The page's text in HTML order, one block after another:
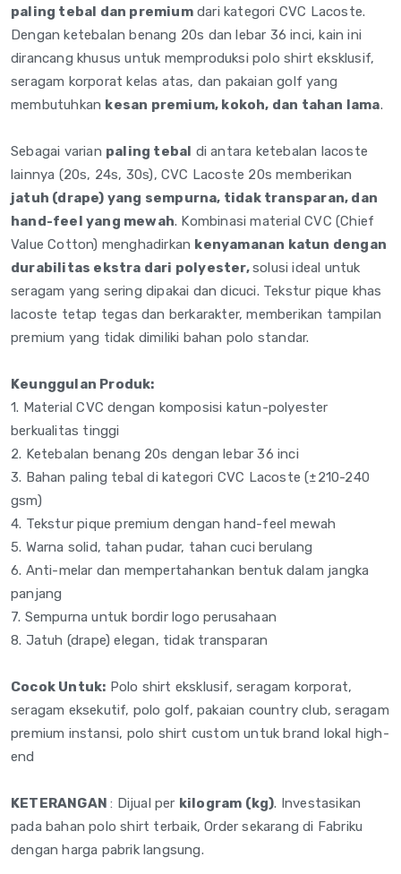
paling tebal dan premiumdari kategori CVC Lacoste.
Dengan ketebalan benang 20s dan lebar 36 inci, kain ini
dirancang khusus untuk memproduksi polo shirt eksklusif,
seragam korporat kelas atas, dan pakaian golf yang
membutuhkan kesan premium, kokoh, dan tahan lama.
Sebagai varian paling tebal di antara ketebalan lacoste
lainnya (20s, 24s, 30s), CVC Lacoste 20s memberikan
jatuh (drape) yang sempurna, tidak transparan, dan
hand-feel yang mewah. Kombinasi material CVC (Chief
Value Cotton) menghadirkan kenyamanan katun dengan
durabilitas ekstra dari polyester,solusi ideal untuk
seragam yang sering dipakai dan dicuci. Tekstur pique khas
lacoste tetap tegas dan berkarakter, memberikan tampilan
premium yang tidak dimiliki bahan polo standar.
Keunggulan Produk:
1. Material CVC dengan komposisi katun-polyester
berkualitas tinggi
2. Ketebalan benang 20s dengan lebar 36 inci
3. Bahan paling tebal di kategori CVC Lacoste (±210-240
gsm)
4. Tekstur pique premium dengan hand-feel mewah
5. Warna solid, tahan pudar, tahan cuci berulang
6. Anti-melar dan mempertahankan bentuk dalam jangka
panjang
7. Sempurna untuk bordir logo perusahaan
8. Jatuh (drape) elegan, tidak transparan
Cocok Untuk: Polo shirt eksklusif, seragam korporat,
seragam eksekutif, polo golf, pakaian country club, seragam
premium instansi, polo shirt custom untuk brand lokal high-
end
KETERANGAN: Dijual per kilogram (kg). Investasikan
pada bahan polo shirt terbaik, Order sekarang di Fabriku
dengan harga pabrik langsung.